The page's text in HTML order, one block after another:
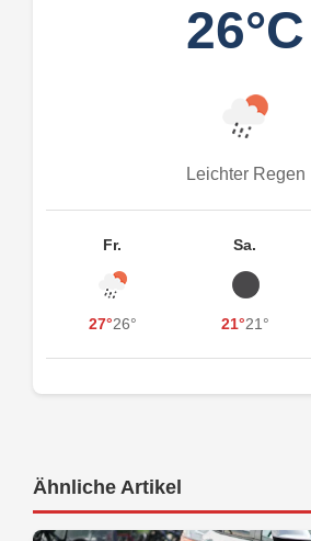
26°C
Leichter Regen
Fr.
27°26°
Sa.
21°21°
Ähnliche Artikel